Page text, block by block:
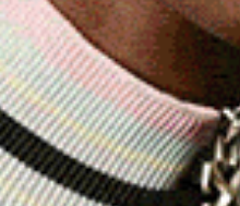
ci sarà il pienone.
Olio S. Giulianoper anglo
in evidenza sin dall’avvio,
il secondo posto rinviene